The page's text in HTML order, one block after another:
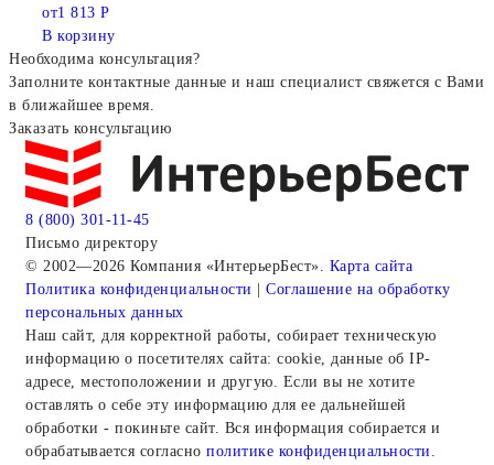
от1 813 Р
В корзину
Необходима консультация?
Заполните контактные данные и наш специалист свяжется с Вами
в ближайшее время.
Заказать консультацию
8 (800) 301-11-45
Письмо директору
© 2002—2026 Компания «ИнтерьерБест». Карта сайта
Политика конфиденциальности | Соглашение на обработку
персональных данных
Наш сайт, для корректной работы, собирает техническую
информацию о посетителях сайта: cookie, данные об IP-
адресе, местоположении и другую. Если вы не хотите
оставлять о себе эту информацию для ее дальнейшей
обработки - покиньте сайт. Вся информация собирается и
обрабатывается согласно политике конфиденциальности